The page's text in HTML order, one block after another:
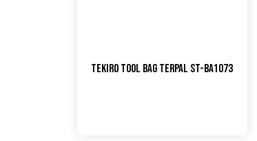
TEKIRO TOOL BAG TERPAL ST-BA1073